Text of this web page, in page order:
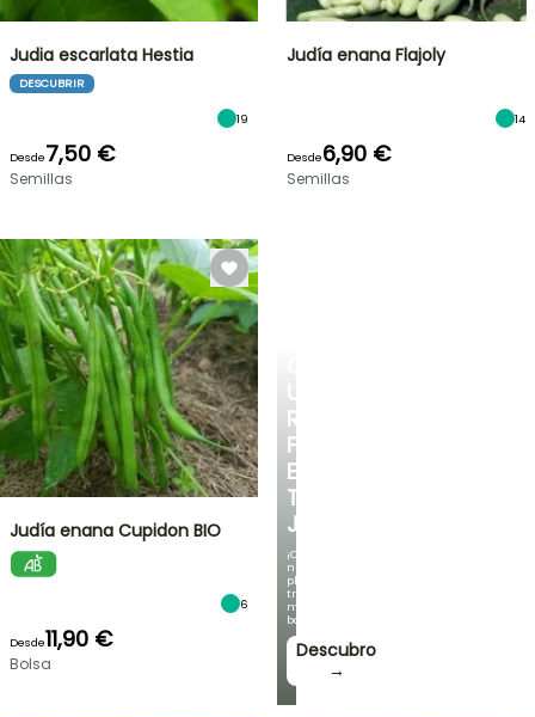
UN
RINCÓN
FRESCO
EN
TU
JARDÍN
¡Con
nuestras
plantas
trepadoras
más
bonitas!
Descubro
→
Judia escarlata Hestia
DESCUBRIR
19
Desde7,50 €
Semillas
Judía enana Flajoly
14
Desde6,90 €
Semillas
Judía enana Cupidon BIO
6
Desde11,90 €
Bolsa